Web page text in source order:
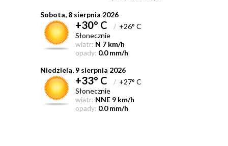
Sobota, 8 sierpnia 2026
+30° C /+26° C
Słonecznie
wiatr: N 7 km/h
opady: 0.0 mm/h
Niedziela, 9 sierpnia 2026
+33° C /+27° C
Słonecznie
wiatr: NNE 9 km/h
opady: 0.0 mm/h